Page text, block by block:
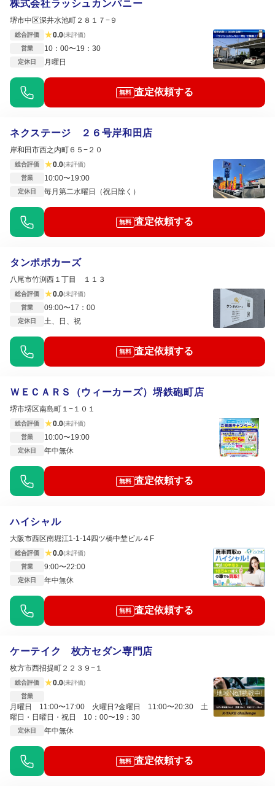
株式会社ラッシュカンパニー
堺市中区深井水池町２８１７−９
総合評価 ★0.0(未評価)
営業
10：00〜19：30
定休日 月曜日
無料 査定依頼する
ネクステージ ２６号岸和田店
岸和田市西之内町６５−２０
総合評価 ★0.0(未評価)
営業
10:00〜19:00
定休日 毎月第二水曜日（祝日除く）
無料 査定依頼する
タンポポカーズ
八尾市竹渕西１丁目 １１３
総合評価 ★0.0(未評価)
営業
09:00〜17：00
定休日 土、日、祝
無料 査定依頼する
ＷＥＣＡＲＳ（ウィーカーズ）堺鉄砲町店
堺市堺区南島町１−１０１
総合評価 ★0.0(未評価)
営業
10:00〜19:00
定休日 年中無休
無料 査定依頼する
ハイシャル
大阪市西区南堀江1-1-14四ツ橋中埜ビル４F
総合評価 ★0.0(未評価)
営業
9:00〜22:00
定休日 年中無休
無料 査定依頼する
ケーテイク 枚方セダン専門店
枚方市西招提町２２３９−１
総合評価 ★0.0(未評価)
営業
月曜日 11:00〜17:00 火曜日?金曜日 11:00〜20:30 土
曜日・日曜日・祝日 10：00〜19：30
定休日 年中無休
無料 査定依頼する